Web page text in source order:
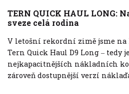
TERN QUICK HAUL LONG:
sveze celá rodina
V letošní rekordní zimě jsme na
Tern Quick Haul D9 Long ‒ tedy
nejkapacitnějších nákladních
zároveň dostupnější verzí